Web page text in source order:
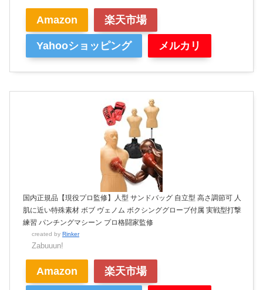
Amazon 楽天市場
Yahooショッピング メルカリ
国内正規品【現役プロ監修】人型 サンドバッグ 自立型 高さ調節可 人
肌に近い特殊素材 ボブ ヴェノム ボクシンググローブ付属 実戦型打撃
練習 パンチングマシーン プロ格闘家監修
created by Rinker
Zabuuun!
Amazon 楽天市場